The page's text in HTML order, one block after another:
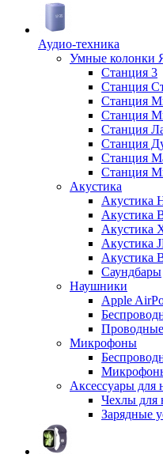
Аудио-техника
Умные колонки
Станция 3
Станция
Станция
Станция
Станция
Станция
Станция
Станция
Акустика
Акустика
Акустика
Акустика
Акустика
Акустика
Саундбары
Наушники
Apple
Микрофоны
Аксессуары для
Чехлы для
Зарядные